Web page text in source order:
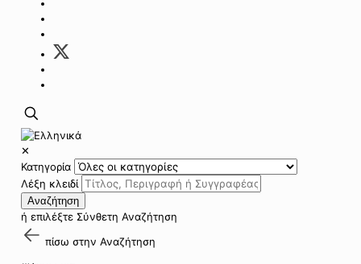
✕
Κατηγορία
Λέξη κλειδί
Αναζήτηση
ή επιλέξτε Σύνθετη Αναζήτηση
πίσω στην Αναζήτηση